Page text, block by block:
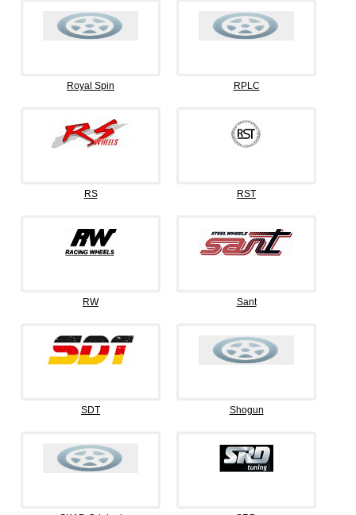
Royal Spin RPLC
RS RST
RW Sant
SDT Shogun